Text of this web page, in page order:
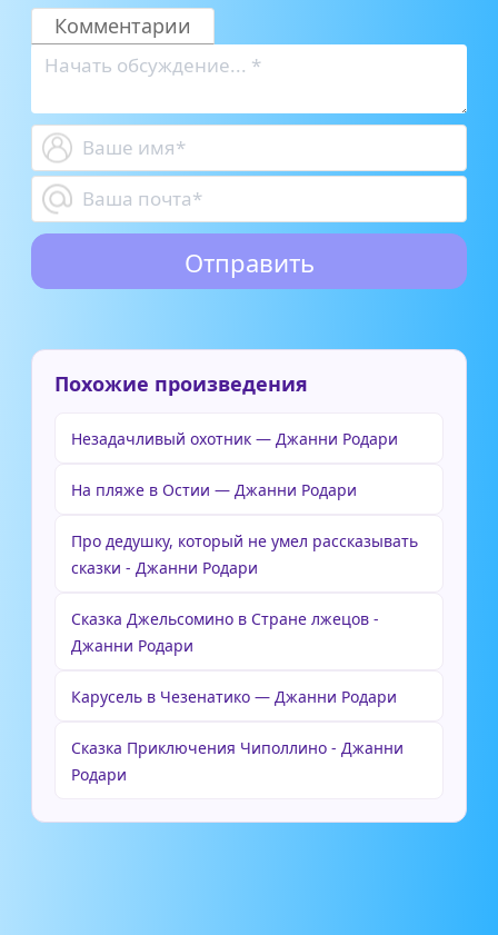
Комментарии
Похожие произведения
Незадачливый охотник — Джанни Родари
На пляже в Остии — Джанни Родари
Про дедушку, который не умел рассказывать
сказки - Джанни Родари
Сказка Джельсомино в Стране лжецов -
Джанни Родари
Карусель в Чезенатико — Джанни Родари
Сказка Приключения Чиполлино - Джанни
Родари